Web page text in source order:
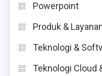
Powerpoint
Produk &
Teknologi &
Teknologi Cloud